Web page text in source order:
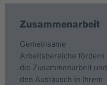
Zusammenarbeit
Gemeinsame
Arbeitsbereiche fördern
die Zusammenarbeit und
den Austausch in Ihrem